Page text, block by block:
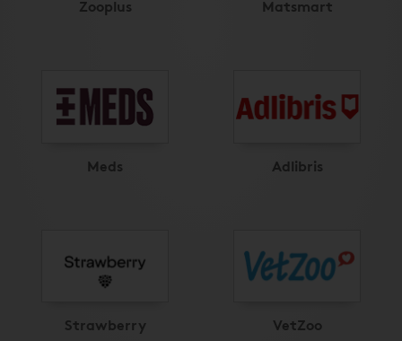
Zooplus Matsmart
Meds Adlibris
Strawberry VetZoo